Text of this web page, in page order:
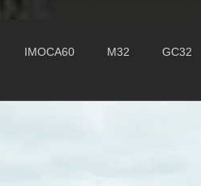
IMOCA60 M32 GC32